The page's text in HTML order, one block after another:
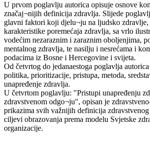
U prvom poglavlju autorica opisuje osnove
značaj¬nijih definicija zdravlja. Slijede
glavni faktori koji djelu¬ju na ljudsko
karakteristike poremećaja zdravlja, sa vrlo
vodećim nezaraznim i zaraznim oboljenjima,
mentalnog zdravlja, te nasilju i nesrećama i
podacima iz Bosne i Hercegovine i svijeta.
Od četvrtog do jedanaestoga poglavlja
politika, prioritizacije, pristupa, metoda,
unapređenje zdravlja.
U četvrtom poglavlju: "Pristupi unapređenju
zdravstvenom odgo¬ju", opisan je
prikazima svih važnijih definicija
ciljevi obrazovanja prema modelu Svjetske
organizacije.